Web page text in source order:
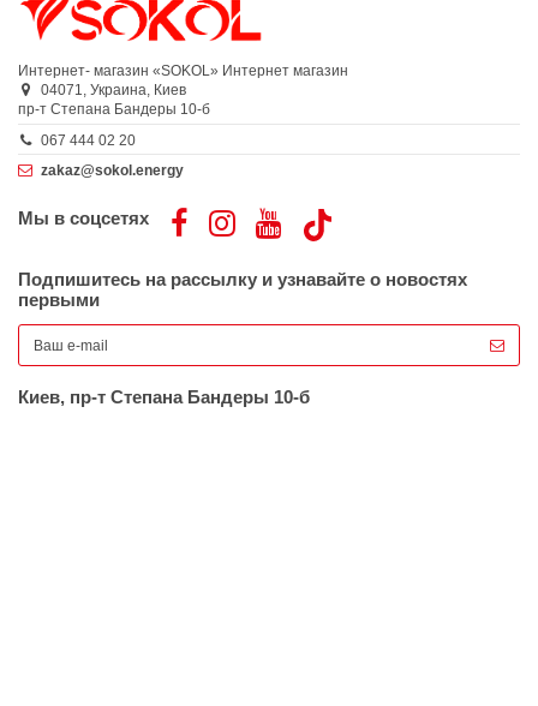
Интернет- магазин «SOKOL» Интернет магазин
04071, Украина, Киев
пр-т Степана Бандеры 10-б
067 444 02 20
zakaz@sokol.energy
Мы в соцсетях
Подпишитесь на рассылку и узнавайте о новостях
первыми
Киев, пр-т Степана Бандеры 10-б